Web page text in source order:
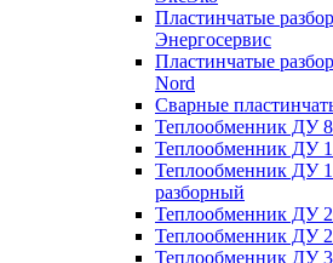
Пластинчатые
Энергосервис
Пластинчатые
Nord
Сварные
Теплообменник ДУ
Теплообменник ДУ
Теплообменник ДУ
разборный
Теплообменник ДУ
Теплообменник ДУ
Теплообменник ДУ